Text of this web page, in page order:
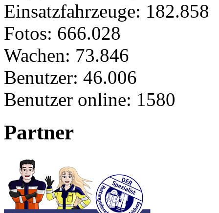
Einsatzfahrzeuge: 182.858
Fotos: 666.028
Wachen: 73.846
Benutzer: 46.006
Benutzer online: 1580
Partner